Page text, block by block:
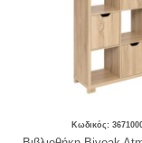
Κωδικός: